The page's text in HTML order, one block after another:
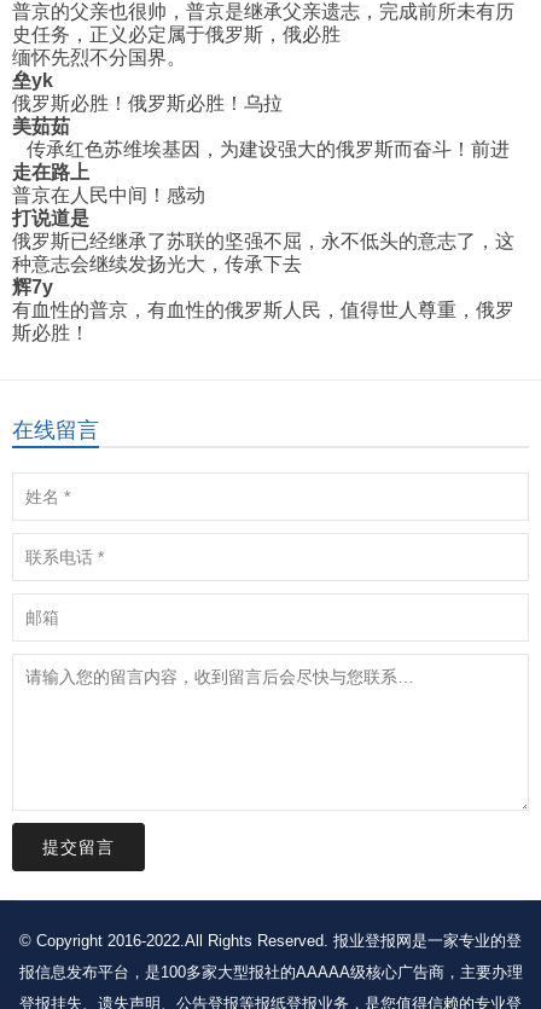
普京的父亲也很帅，普京是继承父亲遗志，完成前所未有历
史任务，正义必定属于俄罗斯，俄必胜
缅怀先烈不分国界。
垒yk
俄罗斯必胜！俄罗斯必胜！乌拉
美茹茹
传承红色苏维埃基因，为建设强大的俄罗斯而奋斗！前进
走在路上
普京在人民中间！感动
打说道是
俄罗斯已经继承了苏联的坚强不屈，永不低头的意志了，这
种意志会继续发扬光大，传承下去
辉7y
有血性的普京，有血性的俄罗斯人民，值得世人尊重，俄罗
斯必胜！
在线留言
提交留言
© Copyright 2016-2022.All Rights Reserved. 报业登报网是一家专业的登
报信息发布平台，是100多家大型报社的AAAAA级核心广告商，主要办理
登报挂失、遗失声明、公告登报等报纸登报业务，是您值得信赖的专业登